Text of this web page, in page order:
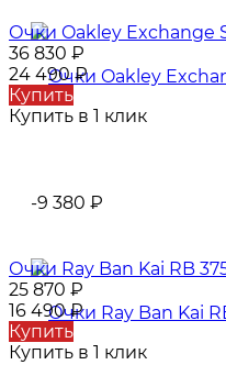
Очки Oаklеy Exchange
36 830 ₽
24 490₽
Купить
Купить в 1 клик
-9 380 ₽
Очки Ray Ban Kai RB
25 870 ₽
16 490₽
Купить
Купить в 1 клик